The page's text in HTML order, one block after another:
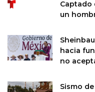
Captado
un
hacia
no
Sismo